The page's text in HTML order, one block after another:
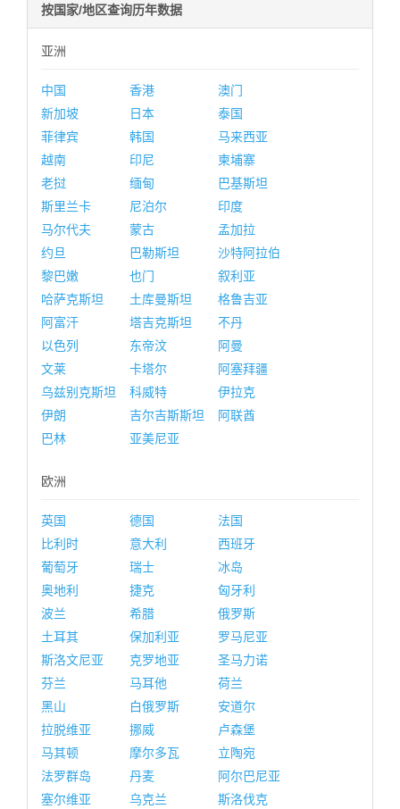
按国家/地区查询历年数据
亚洲
中国 香港
澳门
新加坡
日本
泰国
菲律宾
韩国
马来西亚
越南
印尼
柬埔寨
老挝
缅甸
巴基斯坦
斯里兰卡
尼泊尔
印度
马尔代夫
蒙古
孟加拉
约旦
巴勒斯坦
沙特阿拉伯
黎巴嫩
也门
叙利亚
哈萨克斯坦
土库曼斯坦
格鲁吉亚
阿富汗
塔吉克斯坦
不丹
以色列
东帝汶
阿曼
文莱
卡塔尔
阿塞拜疆
乌兹别克斯坦
科威特
伊拉克
伊朗
吉尔吉斯斯坦
阿联酋
巴林
亚美尼亚
欧洲
英国 德国
法国
比利时
意大利
西班牙
葡萄牙
瑞士
冰岛
奥地利
捷克
匈牙利
波兰
希腊
俄罗斯
土耳其
保加利亚
罗马尼亚
斯洛文尼亚
克罗地亚
圣马力诺
芬兰
马耳他
荷兰
黑山
白俄罗斯
安道尔
拉脱维亚
挪威
卢森堡
马其顿
摩尔多瓦
立陶宛
法罗群岛
丹麦
阿尔巴尼亚
塞尔维亚
乌克兰
斯洛伐克